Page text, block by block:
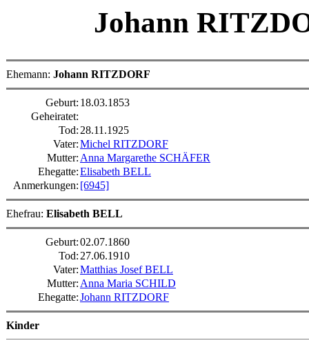
Johann
Ehemann: Johann RITZDORF
Geburt: 18.03.1853
Geheiratet:
Tod: 28.11.1925
Vater:Michel RITZDORF
Mutter: Anna Margarethe SCHÄFER
Ehegatte:Elisabeth BELL
Anmerkungen: [6945]
Ehefrau: Elisabeth BELL
Geburt:02.07.1860
Tod: 27.06.1910
Vater:Matthias Josef BELL
Mutter: Anna Maria SCHILD
Ehegatte:Johann RITZDORF
Kinder